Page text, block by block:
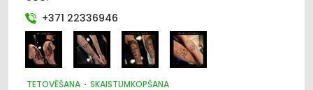
+371 22336946
TETOVĒŠANA SKAISTUMKOPŠANA